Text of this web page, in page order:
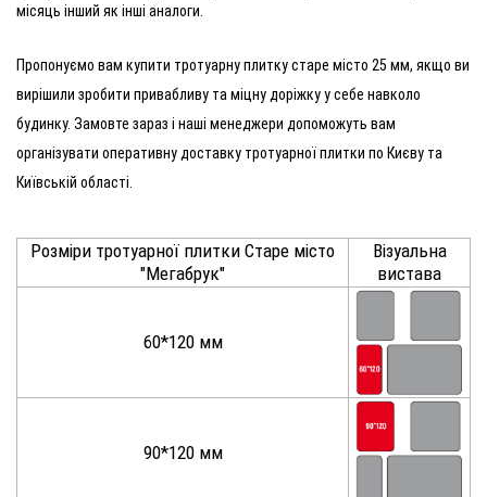
місяць інший як інші аналоги.
Пропонуємо вам купити тротуарну плитку старе місто 25 мм, якщо ви
вирішили зробити привабливу та міцну доріжку у себе навколо
будинку. Замовте зараз і наші менеджери допоможуть вам
організувати оперативну доставку тротуарної плитки по Києву та
Київській області.
Розміри тротуарної плитки Старе місто
"Мегабрук"
Візуальна
вистава
60*120 мм
90*120 мм